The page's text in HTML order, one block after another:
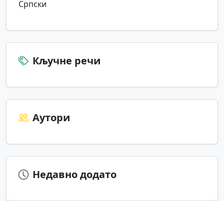
Српски
Кључне речи
Аутори
Недавно додато